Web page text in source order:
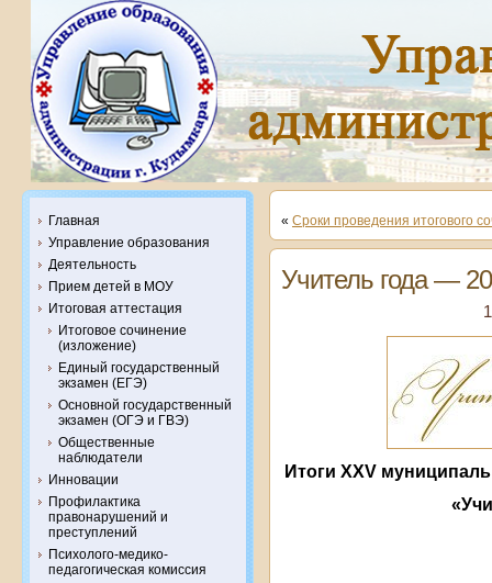
Главная
Управление образования
Деятельность
Прием детей в МОУ
Итоговая аттестация
Итоговое сочинение
(изложение)
Единый государственный
экзамен (ЕГЭ)
Основной государственный
экзамен (ОГЭ и ГВЭ)
Общественные
наблюдатели
Инновации
Профилактика
правонарушений и
преступлений
Психолого-медико-
педагогическая комиссия
« Сроки проведения итогового
Учитель года —
Итоги XXV